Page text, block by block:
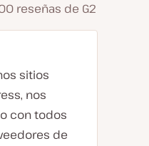
reseñas de G2
sitios
nos
con todos
de